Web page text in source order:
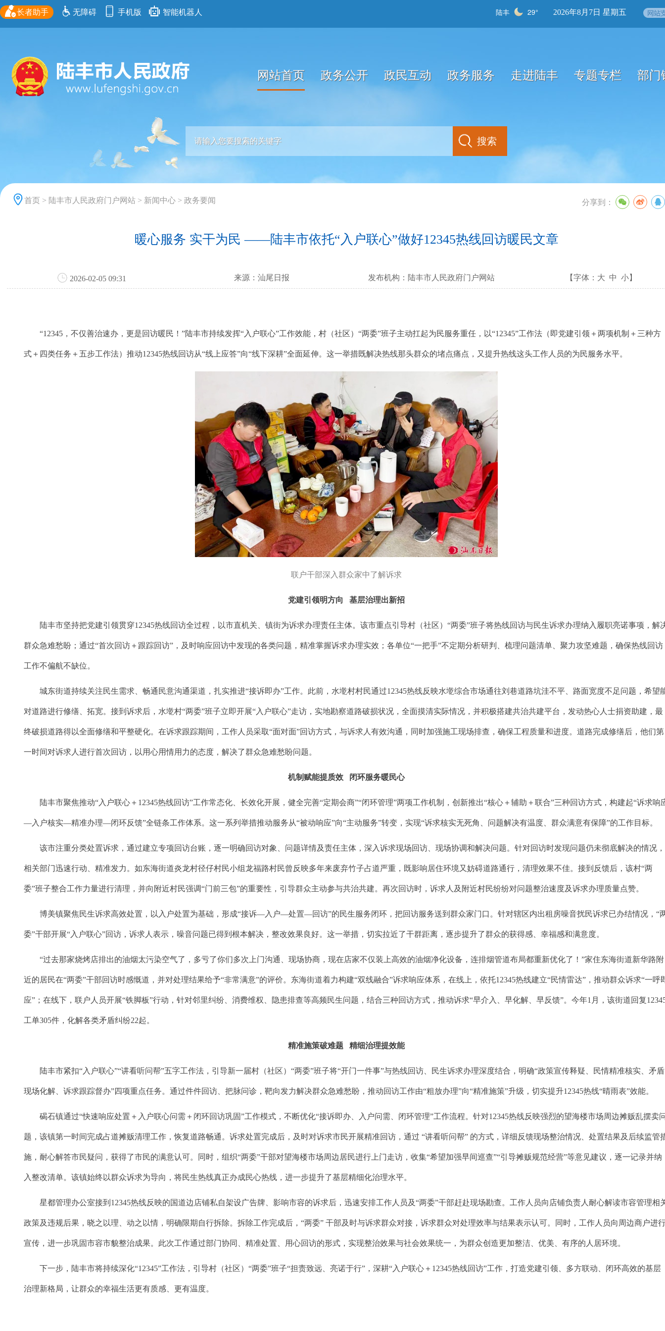
长者助手 无障碍 手机版 智能机器人 陆丰 29° 2026年8月7日 星期五
网站首页 政务公开 政民互动 政务服务 走进陆丰 专题专栏 部门
首页 > 陆丰市人民政府门户网站 > 新闻中心 > 政务要闻 分享到：
暖心服务 实干为民 ——陆丰市依托“入户联心”做好12345热线回访暖民文章
2026-02-05 09:31 来源： 汕尾日报 发布机构： 陆丰市人民政府门户网站 【字体： 大 中 小】
“12345，不仅善治速办，更是回访暖民！”陆丰市持续发挥“入户联心”工作效能，村（社区）“两委”班子主动扛起为民服务重任，以“12345”工作法（即党建引领＋两项机制＋三种方
式＋四类任务＋五步工作法）推动12345热线回访从“线上应答”向“线下深耕”全面延伸。这一举措既解决热线那头群众的堵点痛点，又提升热线这头工作人员的为民服务水平。
联户干部深入群众家中了解诉求
党建引领明方向 基层治理出新招
陆丰市坚持把党建引领贯穿12345热线回访全过程，以市直机关、镇街为诉求办理责任主体。该市重点引导村（社区）“两委”班子将热线回访与民生诉求办理纳入履职亮诺事项，解
群众急难愁盼；通过“首次回访＋跟踪回访”，及时响应回访中发现的各类问题，精准掌握诉求办理实效；各单位“一把手”不定期分析研判、梳理问题清单、聚力攻坚难题，确保热线回访
工作不偏航不缺位。
城东街道持续关注民生需求、畅通民意沟通渠道，扎实推进“接诉即办”工作。此前，水墘村村民通过12345热线反映水墘综合市场通往刘巷道路坑洼不平、路面宽度不足问题，希望
对道路进行修缮、拓宽。接到诉求后，水墘村“两委”班子立即开展“入户联心”走访，实地勘察道路破损状况，全面摸清实际情况，并积极搭建共治共建平台，发动热心人士捐资助建，最
终破损道路得以全面修缮和平整硬化。在诉求跟踪期间，工作人员采取“面对面”回访方式，与诉求人有效沟通，同时加强施工现场排查，确保工程质量和进度。道路完成修缮后，他们第
一时间对诉求人进行首次回访，以用心用情用力的态度，解决了群众急难愁盼问题。
机制赋能提质效 闭环服务暖民心
陆丰市聚焦推动“入户联心＋12345热线回访”工作常态化、长效化开展，健全完善“定期会商”“闭环管理”两项工作机制，创新推出“核心＋辅助＋联合”三种回访方式，构建起“诉求响
—入户核实—精准办理—闭环反馈”全链条工作体系。这一系列举措推动服务从“被动响应”向“主动服务”转变，实现“诉求核实无死角、问题解决有温度、群众满意有保障”的工作目标。
该市注重分类处置诉求，通过建立专项回访台账，逐一明确回访对象、问题详情及责任主体，深入诉求现场回访、现场协调和解决问题。针对回访时发现问题仍未彻底解决的情况，
相关部门迅速行动、精准发力。如东海街道炎龙村径仔村民小组龙福路村民曾反映多年来废弃竹子占道严重，既影响居住环境又妨碍道路通行，清理效果不佳。接到反馈后，该村“两
委”班子整合工作力量进行清理，并向附近村民强调“门前三包”的重要性，引导群众主动参与共治共建。再次回访时，诉求人及附近村民纷纷对问题整治速度及诉求办理质量点赞。
博美镇聚焦民生诉求高效处置，以入户处置为基础，形成“接诉—入户—处置—回访”的民生服务闭环，把回访服务送到群众家门口。针对辖区内出租房噪音扰民诉求已办结情况，“
委”干部开展“入户联心”回访，诉求人表示，噪音问题已得到根本解决，整改效果良好。这一举措，切实拉近了干群距离，逐步提升了群众的获得感、幸福感和满意度。
“过去那家烧烤店排出的油烟太污染空气了，多亏了你们多次上门沟通、现场协商，现在店家不仅装上高效的油烟净化设备，连排烟管道布局都重新优化了！”家住东海街道新华路附
近的居民在“两委”干部回访时感慨道，并对处理结果给予“非常满意”的评价。东海街道着力构建“双线融合”诉求响应体系，在线上，依托12345热线建立“民情雷达”，推动群众诉求“一呼
应”；在线下，联户人员开展“铁脚板”行动，针对邻里纠纷、消费维权、隐患排查等高频民生问题，结合三种回访方式，推动诉求“早介入、早化解、早反馈”。今年1月，该街道回复
工单305件，化解各类矛盾纠纷22起。
精准施策破难题 精细治理提效能
陆丰市紧扣“入户联心”“讲看听问帮”五字工作法，引导新一届村（社区）“两委”班子将“开门一件事”与热线回访、民生诉求办理深度结合，明确“政策宣传释疑、民情精准核实、矛盾
现场化解、诉求跟踪督办”四项重点任务。通过件件回访、把脉问诊，靶向发力解决群众急难愁盼，推动回访工作由“粗放办理”向“精准施策”升级，切实提升12345热线“晴雨表”效能。
碣石镇通过“快速响应处置＋入户联心问需＋闭环回访巩固”工作模式，不断优化“接诉即办、入户问需、闭环管理”工作流程。针对12345热线反映强烈的望海楼市场周边摊贩乱摆卖
题，该镇第一时间完成占道摊贩清理工作，恢复道路畅通。诉求处置完成后，及时对诉求市民开展精准回访，通过 “讲看听问帮” 的方式，详细反馈现场整治情况、处置结果及后续监管
施，耐心解答市民疑问，获得了市民的满意认可。同时，组织“两委”干部对望海楼市场周边居民进行上门走访，收集“希望加强早间巡查”“引导摊贩规范经营”等意见建议，逐一记录并纳
入整改清单。该镇始终以群众诉求为导向，将民生热线真正办成民心热线，进一步提升了基层精细化治理水平。
星都管理办公室接到12345热线反映的国道边店铺私自架设广告牌、影响市容的诉求后，迅速安排工作人员及“两委”干部赶赴现场勘查。工作人员向店铺负责人耐心解读市容管理相
政策及违规后果，晓之以理、动之以情，明确限期自行拆除。拆除工作完成后，“两委” 干部及时与诉求群众对接，诉求群众对处理效率与结果表示认可。同时，工作人员向周边商户进
宣传，进一步巩固市容市貌整治成果。此次工作通过部门协同、精准处置、用心回访的形式，实现整治效果与社会效果统一，为群众创造更加整洁、优美、有序的人居环境。
下一步，陆丰市将持续深化“12345”工作法，引导村（社区）“两委”班子“担责致远、亮诺于行”，深耕“入户联心＋12345热线回访”工作，打造党建引领、多方联动、闭环高效的基层
治理新格局，让群众的幸福生活更有质感、更有温度。